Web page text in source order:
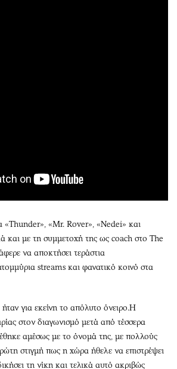
«Thunder», «Mr. Rover», «Nedei» και
και με τη συμμετοχή της ως coach στο The
να αποκτήσει τεράστια
streams και φανατικό κοινό στα
για εκείνη το απόλυτο όνειρο.Η
στον διαγωνισμό μετά από τέσσερα
αμέσως με το όνομά της, με πολλούς
στιγμή πως η χώρα ήθελε να επιστρέψει
τη νίκη και τελικά αυτό ακριβώς